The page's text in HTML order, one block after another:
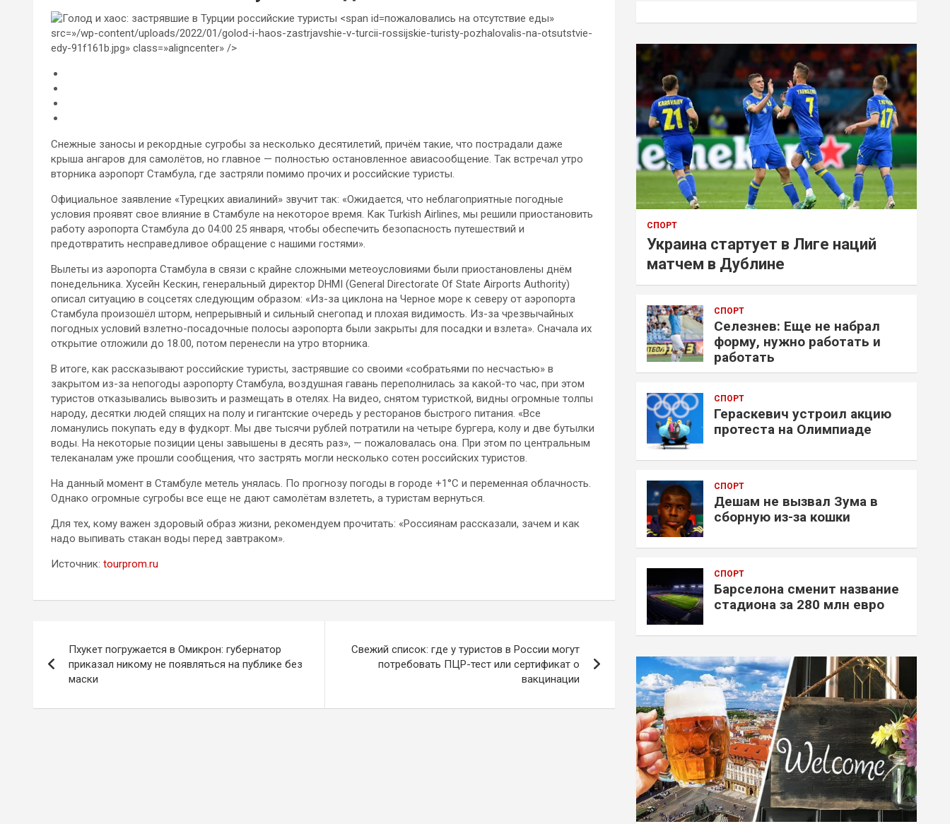
пожаловались на отсутствие еды»
src=»/wp-content/uploads/2022/01/golod-i-haos-zastrjavshie-v-turcii-rossijskie-turisty-pozhalovalis-na-otsutstvie-
edy-91f161b.jpg» class=»aligncenter» />
Снежные заносы и рекордные сугробы за несколько десятилетий, причём такие, что пострадали даже
крыша ангаров для самолётов, но главное — полностью остановленное авиасообщение. Так встречал утро
вторника аэропорт Стамбула, где застряли помимо прочих и российские туристы.
Официальное заявление «Турецких авиалиний» звучит так: «Ожидается, что неблагоприятные погодные
условия проявят свое влияние в Стамбуле на некоторое время. Как Turkish Airlines, мы решили приостановить
работу аэропорта Стамбула до 04:00 25 января, чтобы обеспечить безопасность путешествий и
предотвратить несправедливое обращение с нашими гостями».
Вылеты из аэропорта Стамбула в связи с крайне сложными метеоусловиями были приостановлены днём
понедельника. Хусейн Кескин, генеральный директор DHMI (General Directorate Of State Airports Authority)
описал ситуацию в соцсетях следующим образом: «Из-за циклона на Черное море к северу от аэропорта
Стамбула произошёл шторм, непрерывный и сильный снегопад и плохая видимость. Из-за чрезвычайных
погодных условий взлетно-посадочные полосы аэропорта были закрыты для посадки и взлета». Сначала их
открытие отложили до 18.00, потом перенесли на утро вторника.
В итоге, как рассказывают российские туристы, застрявшие со своими «собратьями по несчастью» в
закрытом из-за непогоды аэропорту Стамбула, воздушная гавань переполнилась за какой-то час, при этом
туристов отказывались вывозить и размещать в отелях. На видео, снятом туристкой, видны огромные толпы
народу, десятки людей спящих на полу и гигантские очередь у ресторанов быстрого питания. «Все
ломанулись покупать еду в фудкорт. Мы две тысячи рублей потратили на четыре бургера, колу и две бутылки
воды. На некоторые позиции цены завышены в десять раз», — пожаловалась она. При этом по центральным
телеканалам уже прошли сообщения, что застрять могли несколько сотен российских туристов.
На данный момент в Стамбуле метель унялась. По прогнозу погоды в городе +1°C и переменная облачность.
Однако огромные сугробы все еще не дают самолётам взлететь, а туристам вернуться.
Для тех, кому важен здоровый образ жизни, рекомендуем прочитать: «Россиянам рассказали, зачем и как
надо выпивать стакан воды перед завтраком».
Источник: tourprom.ru
по
Пхукет погружается в Омикрон: губернатор
приказал никому не появляться на публике без
маски
Свежий список: где у туристов в России могут
потребовать ПЦР-тест или сертификат о
вакцинации
СПОРТ
Украина стартует в Лиге наций
матчем в Дублине
СПОРТ
Селезнев: Еще не набрал
форму, нужно работать и
работать
СПОРТ
Гераскевич устроил акцию
протеста на Олимпиаде
СПОРТ
Дешам не вызвал Зума в
сборную из-за кошки
СПОРТ
Барселона сменит название
стадиона за 280 млн евро